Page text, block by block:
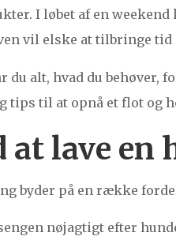
I løbet af en
vil elske at tilbringe tid
du alt, hvad du
til at opnå et flot og
at lave
byder på en række
nøjagtigt efter